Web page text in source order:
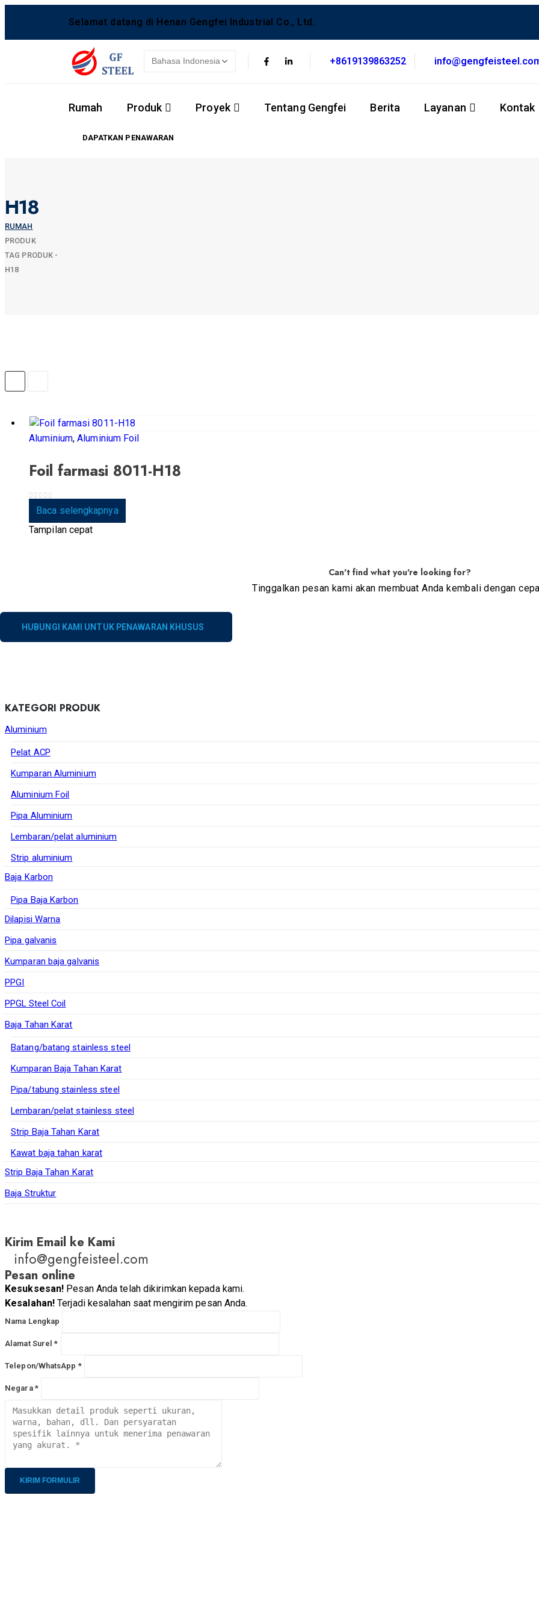
Selamat datang di Henan Gengfei Industrial Co., Ltd.
+8619139863252
Rumah Produk Proyek Tentang Gengfei Berita Layanan Kontak
DAPATKAN PENAWARAN
H18
RUMAH
PRODUK
TAG PRODUK -
H18
Aluminium,Aluminium Foil
Foil farmasi 8011-H18
Baca selengkapnya
Tampilan cepat
Can't find what you're looking for?
Tinggalkan pesan kami akan membuat Anda kembali dengan
HUBUNGI KAMI UNTUK PENAWARAN KHUSUS
KATEGORI PRODUK
Aluminium
Pelat ACP
Kumparan Aluminium
Aluminium Foil
Pipa Aluminium
Lembaran/pelat aluminium
Strip aluminium
Baja Karbon
Pipa Baja Karbon
Dilapisi Warna
Pipa galvanis
Kumparan baja galvanis
PPGI
PPGL Steel Coil
Baja Tahan Karat
Batang/batang stainless steel
Kumparan Baja Tahan Karat
Pipa/tabung stainless steel
Lembaran/pelat stainless steel
Strip Baja Tahan Karat
Kawat baja tahan karat
Strip Baja Tahan Karat
Baja Struktur
Kirim Email ke Kami
info@gengfeisteel.com
Pesan online
Kesuksesan! Pesan Anda telah dikirimkan kepada kami.
Kesalahan! Terjadi kesalahan saat mengirim pesan Anda.
Nama Lengkap
Alamat Surel *
Telepon/WhatsApp *
Negara *